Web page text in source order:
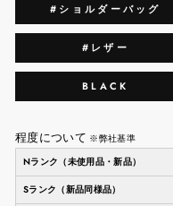
#ショルダーバッグ
#レザー
BLACK
程度について ※弊社基準
Nランク（未使用品・新品）
Sランク（新品同様品）